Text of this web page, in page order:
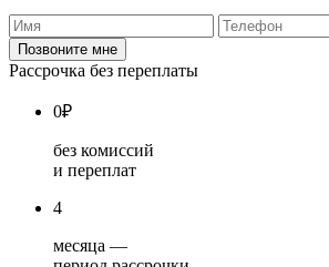
Рассрочка без переплаты
0₽
без комиссий
и переплат
4
месяца —